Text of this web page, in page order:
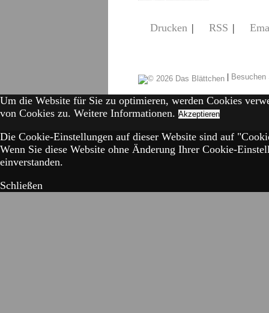
Drucken | RSS |
|
Um die Website für Sie zu optimieren, werden Cookies
von Cookies zu. Weitere Informationen. Akzeptieren
Die Cookie-Einstellungen auf dieser Website sind auf
Wenn Sie diese Website ohne Änderung Ihrer Cookie-
einverstanden.
Schließen